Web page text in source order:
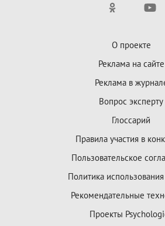
О проекте
Реклама на сайте
Реклама в
Вопрос эксперту
Глоссарий
Правила участия в
Пользовательское
Политика
Рекомендательные
Проекты